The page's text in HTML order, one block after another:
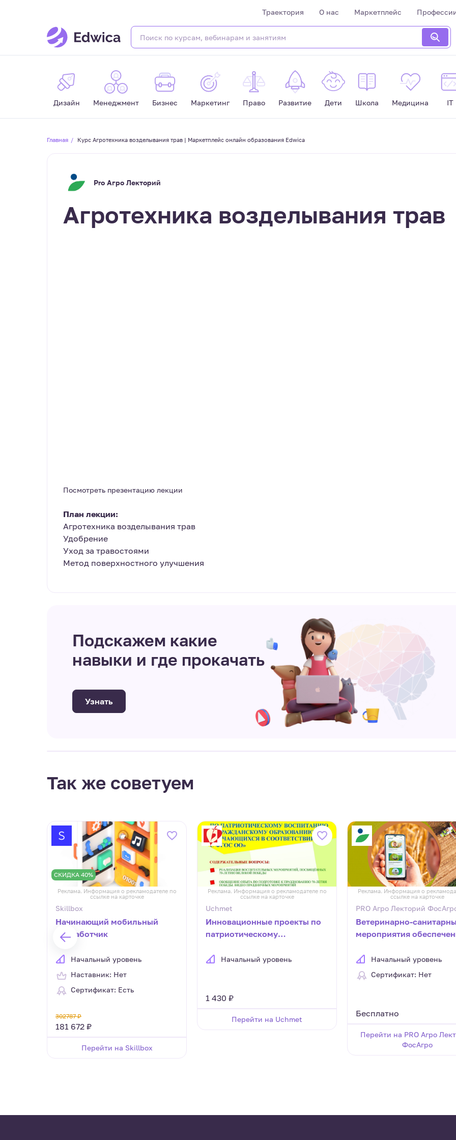
Траектория О нас Маркетплейс
Дизайн Менеджмент Бизнес Маркетинг Право Развитие Дети Школа Медицина IT
Главная Курс Агротехника возделывания трав | Маркетплейс онлайн образования Edwica
Pro Агро Лекторий
Агротехника возделывания трав
Посмотреть презентацию лекции
План лекции:
Агротехника возделывания трав
Удобрение
Уход за травостоями
Метод поверхностного улучшения
Подскажем какие
навыки и где прокачать
Узнать
Так же советуем
СКИДКА 40%
Реклама. Информация о рекламодателе по
ссылке на карточке
Skillbox
Начинающий мобильный
разработчик
Начальный уровень
Наставник: Нет
Сертификат: Есть
302787 ₽
181 672 ₽
Перейти на Skillbox
Реклама. Информация о рекламодателе по
ссылке на карточке
Uchmet
Инновационные проекты по
патриотическому
образованию обучающихся в
Начальный уровень
1 430 ₽
Перейти на Uchmet
Реклама. Информация о
ссылке на карточке
PRO Агро Лекторий
Ветеринарно-
мероприятия
Начальный уровень
Сертификат: Нет
Бесплатно
Перейти на PRO Агро
ФосАгро